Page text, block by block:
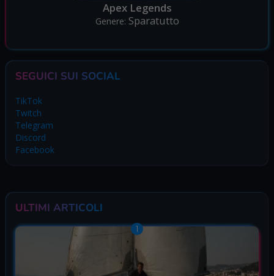
Apex Legends
Genere: Sparatutto
SEGUICI SUI SOCIAL
TikTok
Twitch
Telegram
Discord
Facebook
ULTIMI ARTICOLI